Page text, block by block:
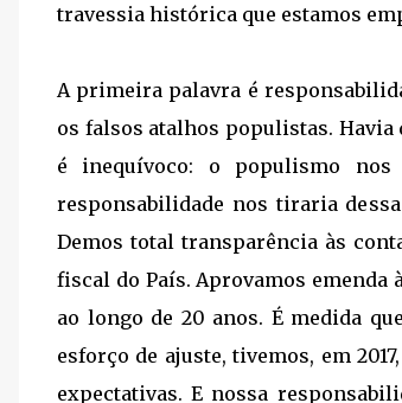
travessia histórica que estamos
A primeira palavra é
os falsos atalhos populistas.
é inequívoco: o populismo
responsabilidade nos tiraria
Demos total transparência às
fiscal do País. Aprovamos emenda
ao longo de 20 anos. É medida
esforço de ajuste, tivemos, em
expectativas. E nossa